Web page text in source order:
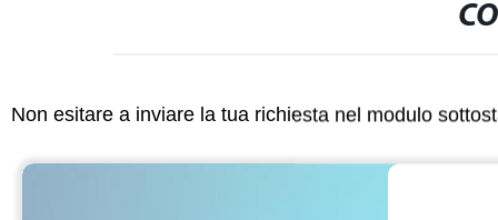
Non esitare a inviare la tua richiesta nel modulo